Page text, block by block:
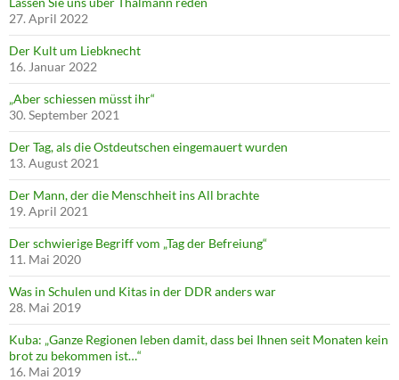
27. April 2022
Der Kult um Liebknecht
16. Januar 2022
„Aber schiessen müsst ihr“
30. September 2021
Der Tag, als die Ostdeutschen eingemauert wurden
13. August 2021
Der Mann, der die Menschheit ins All brachte
19. April 2021
Der schwierige Begriff vom „Tag der Befreiung“
11. Mai 2020
Was in Schulen und Kitas in der DDR anders war
28. Mai 2019
Kuba: „Ganze Regionen leben damit, dass bei Ihnen seit Monaten kein
brot zu bekommen ist…“
16. Mai 2019